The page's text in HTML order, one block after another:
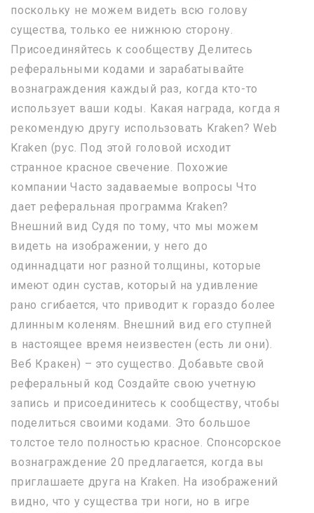
поскольку не можем видеть всю голову
существа, только ее нижнюю сторону.
Присоединяйтесь к сообществу Делитесь
реферальными кодами и зарабатывайте
вознаграждения каждый раз, когда кто-то
использует ваши коды. Какая награда, когда я
рекомендую другу использовать Kraken? Web
Kraken (рус. Под этой головой исходит
странное красное свечение. Похожие
компании Часто задаваемые вопросы Что
дает реферальная программа Kraken?
Внешний вид Судя по тому, что мы можем
видеть на изображении, у него до
одиннадцати ног разной толщины, которые
имеют один сустав, который на удивление
рано сгибается, что приводит к гораздо более
длинным коленям. Внешний вид его ступней
в настоящее время неизвестен (есть ли они).
Веб Кракен) – это существо. Добавьте свой
реферальный код Создайте свою учетную
запись и присоединитесь к сообществу, чтобы
поделиться своими кодами. Это большое
толстое тело полностью красное. Спонсорское
вознаграждение 20 предлагается, когда вы
приглашаете друга на Kraken. На изображений
видно, что у существа три ноги, но в игре